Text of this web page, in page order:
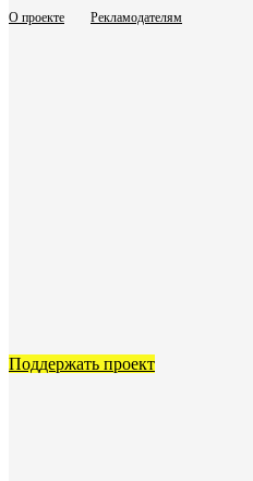
О проекте Рекламодателям
Поддержать проект